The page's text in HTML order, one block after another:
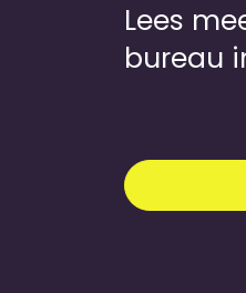
Lees
bureau